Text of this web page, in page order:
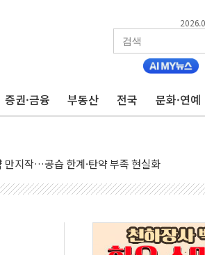
증권·금융 부동산 전국 문화·연예
천 경선서 정청래에 승리...47.75% vs 42.08%
천 경선 결과 발표...김민석 47.75% 정청래
결과 발표...김민석 52.64% 정청래 39.89%
일정(8.10~8.14)
당 최대 50㎜ 폭우…강원 동해안 강한 비 이어져
…60대 환경미화원 수거차에 치여 사망
에 손해 보는 일 없게"…'결혼 페널티' 22개 과
서 모터보트 전복…1명 사망·1명 실종